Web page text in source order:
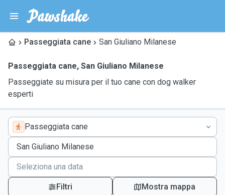
Passeggiata cane San Giuliano Milanese
Passeggiata cane, San Giuliano Milanese
Passeggiate su misura per il tuo cane con dog walker
esperti
Passeggiata cane
Filtri Mostra mappa